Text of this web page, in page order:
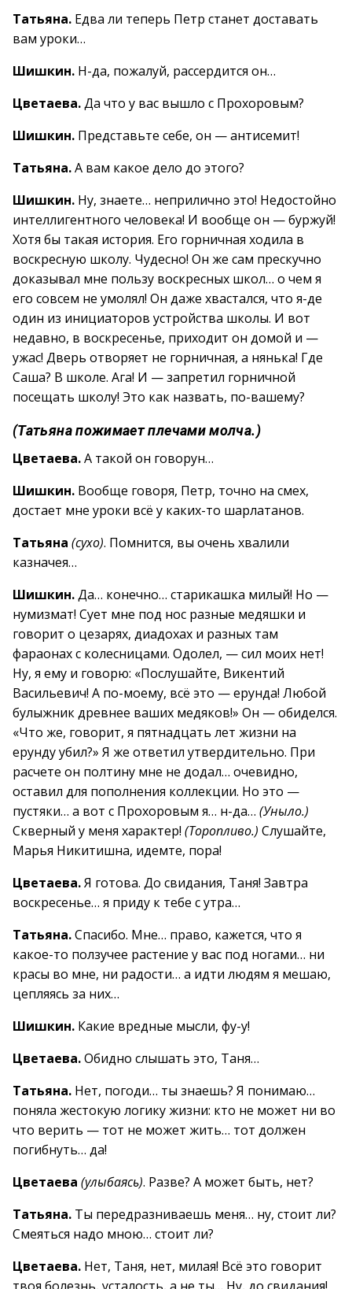
Татьяна. Едва ли теперь Петр станет доставать
вам уроки…
Шишкин. Н-да, пожалуй, рассердится он…
Цветаева.Да что у вас вышло с Прохоровым?
Шишкин. Представьте себе, он — антисемит!
Татьяна.А вам какое дело до этого?
Шишкин. Ну, знаете… неприлично это! Недостойно
интеллигентного человека! И вообще он — буржуй!
Хотя бы такая история. Его горничная ходила в
воскресную школу. Чудесно! Он же сам прескучно
доказывал мне пользу воскресных школ… о чем я
его совсем не умолял! Он даже хвастался, что я-де
один из инициаторов устройства школы. И вот
недавно, в воскресенье, приходит он домой и —
ужас! Дверь отворяет не горничная, а нянька! Где
Саша? В школе. Ага! И — запретил горничной
посещать школу! Это как назвать, по-вашему?
(Татьяна пожимает плечами молча.)
Цветаева.А такой он говорун…
Шишкин. Вообще говоря, Петр, точно на смех,
достает мне уроки всё у каких-то шарлатанов.
Татьяна (сухо). Помнится, вы очень хвалили
казначея…
Шишкин.Да… конечно… старикашка милый! Но —
нумизмат! Сует мне под нос разные медяшки и
говорит о цезарях, диадохах и разных там
фараонах с колесницами. Одолел, — сил моих нет!
Ну, я ему и говорю: «Послушайте, Викентий
Васильевич! А по-моему, всё это — ерунда! Любой
булыжник древнее ваших медяков!» Он — обиделся.
«Что же, говорит, я пятнадцать лет жизни на
ерунду убил?» Я же ответил утвердительно. При
расчете он полтину мне не додал… очевидно,
оставил для пополнения коллекции. Но это —
пустяки… а вот с Прохоровым я… н-да… (Уныло.)
Скверный у меня характер! (Торопливо.) Слушайте,
Марья Никитишна, идемте, пора!
Цветаева.Я готова. До свидания, Таня! Завтра
воскресенье… я приду к тебе с утра…
Татьяна.Спасибо. Мне… право, кажется, что я
какое-то ползучее растение у вас под ногами… ни
красы во мне, ни радости… а идти людям я мешаю,
цепляясь за них…
Шишкин. Какие вредные мысли, фу-у!
Цветаева.Обидно слышать это, Таня…
Татьяна. Нет, погоди… ты знаешь? Я понимаю…
поняла жестокую логику жизни: кто не может ни во
что верить — тот не может жить… тот должен
погибнуть… да!
Цветаева (улыбаясь). Разве? А может быть, нет?
Татьяна. Ты передразниваешь меня… ну, стоит ли?
Смеяться надо мною… стоит ли?
Цветаева. Нет, Таня, нет, милая! Всё это говорит